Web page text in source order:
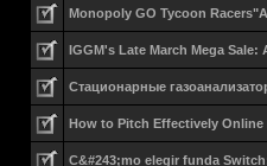
Monopoly GO Tycoon
IGGM's Late March Mega
Стационарные
How to Pitch Effectively Online
C&#243;mo elegir funda